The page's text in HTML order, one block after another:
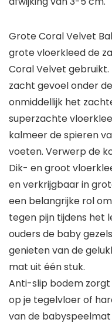
Grote Coral Velvet
grote vloerkleed de
Coral Velvet
zacht gevoel onder
onmiddellijk het
superzachte
kalmeer de spieren
voeten. Verwerp de
Dik- en groot
en verkrijgbaar in
een belangrijke rol
tegen pijn tijdens het
ouders de baby
genieten van de
mat uit één stuk.
Anti-slip bodem zorgt
op je tegelvloer of
van de